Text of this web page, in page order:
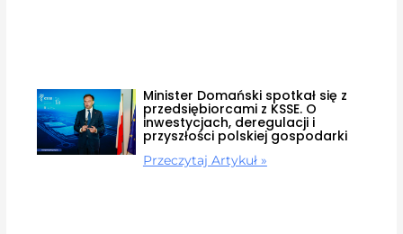
Minister Domański spotkał się z
przedsiębiorcami z KSSE. O
inwestycjach, deregulacji i
przyszłości polskiej gospodarki
Przeczytaj Artykuł »